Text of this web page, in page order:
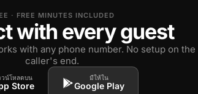
· FREE MINUTES INCLUDED
with every guest
with any phone number. No setup on the
caller's end.
วน์โหลดบน
Store
มีให้ใน
Google Play